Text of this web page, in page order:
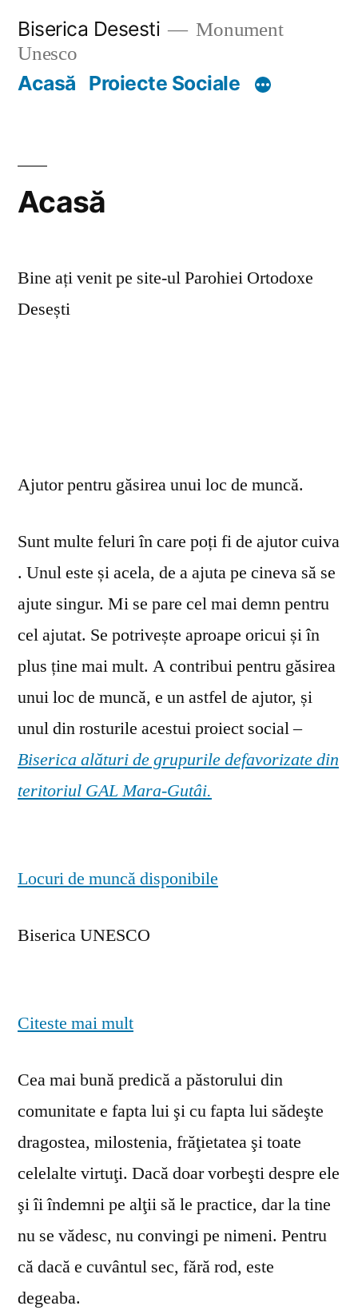
content
Biserica Desesti
Monument
Unesco
Acasă Proiecte Sociale
Acasă
Bine ați venit pe site-ul Parohiei Ortodoxe
Desești
Ajutor pentru găsirea unui loc de muncă.
Sunt multe feluri în care poți fi de ajutor cuiva
. Unul este și acela, de a ajuta pe cineva să se
ajute singur. Mi se pare cel mai demn pentru
cel ajutat. Se potrivește aproape oricui și în
plus ține mai mult. A contribui pentru găsirea
unui loc de muncă, e un astfel de ajutor, și
unul din rosturile acestui proiect social –
Biserica alături de grupurile defavorizate din
teritoriul GAL Mara-Gutâi.
Locuri de muncă disponibile
Biserica UNESCO
Citeste mai mult
Cea mai bună predică a păstorului din
comunitate e fapta lui şi cu fapta lui sădeşte
dragostea, milostenia, frăţietatea şi toate
celelalte virtuţi. Dacă doar vorbeşti despre ele
şi îi îndemni pe alţii să le practice, dar la tine
nu se vă­desc, nu convingi pe nimeni. Pentru
că dacă e cuvântul sec, fără rod, este
degeaba.